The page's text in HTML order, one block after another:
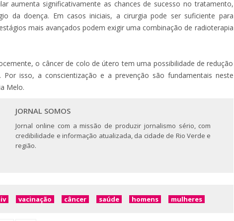
aumenta significativamente as chances de sucesso no tratamento,
da doença. Em casos iniciais, a cirurgia pode ser suficiente para
mais avançados podem exigir uma combinação de radioterapia
o câncer de colo de útero tem uma possibilidade de redução
Por isso, a conscientização e a prevenção são fundamentais neste
Melo.
JORNAL SOMOS
Jornal online com a missão de produzir jornalismo sério, com
credibilidade e informação atualizada, da cidade de Rio Verde e
região.
vacinação câncer saúde homens mulheres